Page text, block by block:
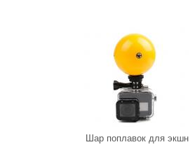
Шар поплавок для экшн